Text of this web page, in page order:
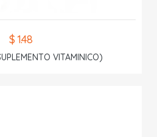
$ 1.48
VITAMINICO)